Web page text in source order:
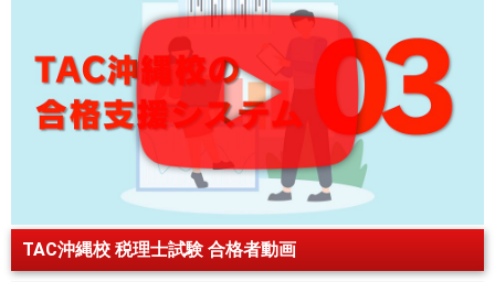
TAC沖縄校 税理士試験 合格者動画